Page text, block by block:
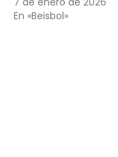
En «Beisbol»